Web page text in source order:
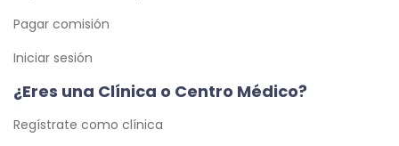
Pagar comisión
Iniciar sesión
¿Eres una Clínica o Centro Médico?
Regístrate como clínica